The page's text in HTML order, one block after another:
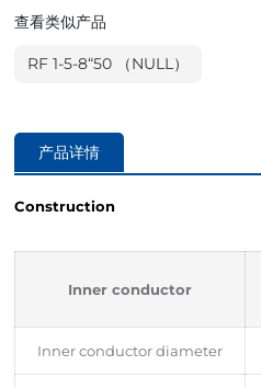
查看类似产品
RF 1-5-8“50 （NULL）
产品详情
Construction
Inner conductor
Inner conductor diameter